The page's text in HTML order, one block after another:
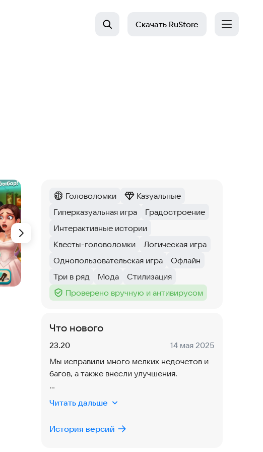
Скачать RuStore
Категория:
Головоломки
Категория:
Казуальные
Тег:
Гиперказуальная игра
Тег:
Градостроение
Тег :
Интерактивные истории
Тег:
Квесты-головоломки
Тег:
Логическая игра
Тег:
Однопользовательская игра
Тег:
Офлайн
Тег:
Три в ряд
Тег:
Мода
Тег:
Стилизация
Тег :
Проверено вручную и антивирусом
Что нового
Версия:
23.20 Дата:
14 мая 2025
Мы исправили много мелких недочетов и
багов, а также внесли улучшения.
Пожалуйста, обновите игру до последней
Читать дальше
История версий